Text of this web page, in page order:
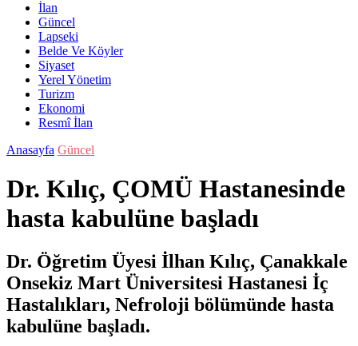
İlan
Güncel
Lapseki
Belde Ve Köyler
Siyaset
Yerel Yönetim
Turizm
Ekonomi
Resmî İlan
Anasayfa Güncel
Dr. Kılıç, ÇOMÜ Hastanesinde
hasta kabulüne başladı
Dr. Öğretim Üyesi İlhan Kılıç, Çanakkale
Onsekiz Mart Üniversitesi Hastanesi İç
Hastalıkları, Nefroloji bölümünde hasta
kabulüne başladı.